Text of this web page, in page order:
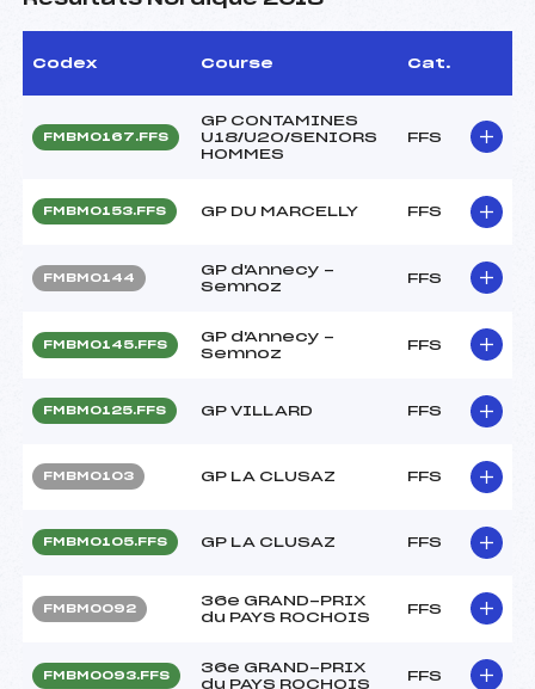
Codex Course Cat.
FMBM0167.FFS
GP CONTAMINES
U18/U20/SENIORS
HOMMES
FFS
FMBM0153.FFS GP DU MARCELLY FFS
FMBM0144
GP d'Annecy -
Semnoz
FFS
FMBM0145.FFS
GP d'Annecy -
Semnoz
FFS
FMBM0125.FFS GP VILLARD FFS
FMBM0103 GP LA CLUSAZ FFS
FMBM0105.FFS GP LA CLUSAZ FFS
FMBM0092
36e GRAND-PRIX
du PAYS ROCHOIS
FFS
FMBM0093.FFS
36e GRAND-PRIX
du PAYS ROCHOIS
FFS